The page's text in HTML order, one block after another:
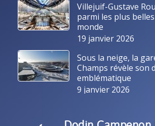
Villejuif-Gustave
parmi les plus
monde
19 janvier 2026
Sous la neige, la
Champs révèle son
emblématique
9 janvier 2026